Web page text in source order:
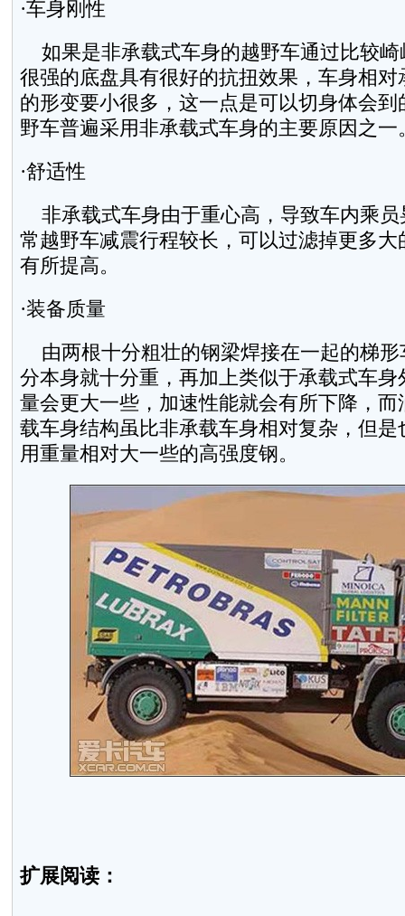
·车身刚性
如果是非承载式车身的越野车通过比较崎
很强的底盘具有很好的抗扭效果，车身相
的形变要小很多，这一点是可以切身体会
野车普遍采用非承载式车身的主要原因之一
·舒适性
非承载式车身由于重心高，导致车内乘员
常越野车减震行程较长，可以过滤掉更多
有所提高。
·装备质量
由两根十分粗壮的钢梁焊接在一起的梯形
分本身就十分重，再加上类似于承载式车
量会更大一些，加速性能就会有所下降，
载车身结构虽比非承载车身相对复杂，但
用重量相对大一些的高强度钢。
扩展阅读：